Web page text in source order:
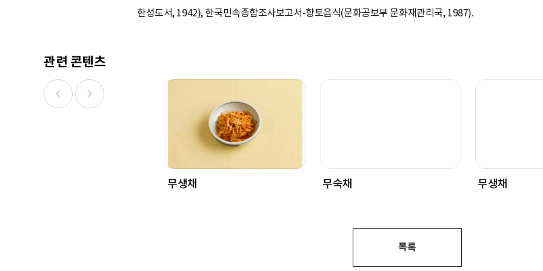
한성도서, 1942), 한국민속종합조사보고서-향토음식(문화공보부 문화재관리국, 1987).
관련 콘텐츠
무생채 무숙채 무생채
목록